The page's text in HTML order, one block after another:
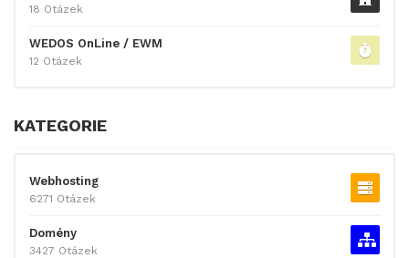
18 Otázek
WEDOS OnLine / EWM
12 Otázek
KATEGORIE
Webhosting
6271 Otázek
Domény
3427 Otázek